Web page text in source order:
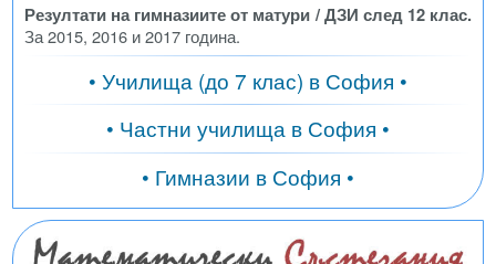
Резултати на гимназиите от матури / ДЗИ след 12 клас.
За 2015, 2016 и 2017 година.
• Училища (до 7 клас) в София •
• Частни училища в София •
• Гимназии в София •